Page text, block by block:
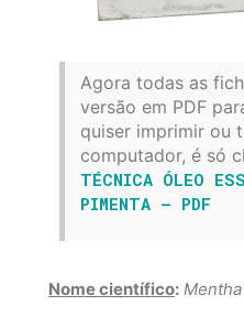
Agora todas as
versão em PDF
quiser imprimir ou
computador, é só
TÉCNICA ÓLEO
PIMENTA – PDF
Nome científico: